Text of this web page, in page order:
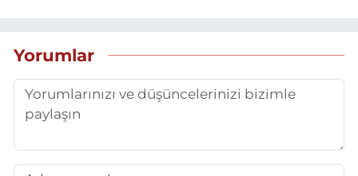
Yorumlar